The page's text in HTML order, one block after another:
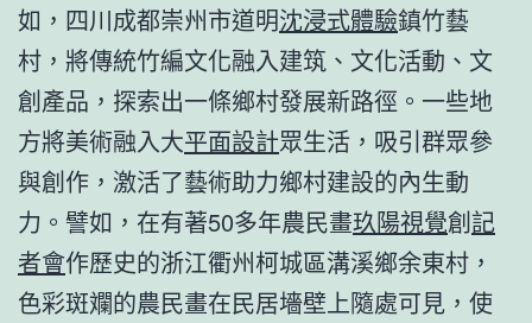
如，四川成都崇州市道明沈浸式體驗鎮竹藝
村，將傳統竹編文化融入建筑、文化活動、文
創產品，探索出一條鄉村發展新路徑。一些地
方將美術融入大平面設計眾生活，吸引群眾參
與創作，激活了藝術助力鄉村建設的內生動
力。譬如，在有著50多年農民畫玖陽視覺創記
者會作歷史的浙江衢州柯城區溝溪鄉余東村，
色彩斑斕的農民畫在民居墻壁上隨處可見，使